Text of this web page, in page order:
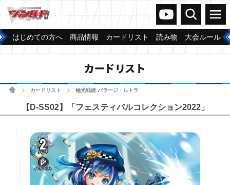
ヴァンガードch
検索 メニュー
はじめての方へ 商品情報 カードリスト 読み物 大会ルール
カードリスト
ホームカードリスト 極光戦姫 バラージ・ルトラ
【D-SS02】「フェスティバルコレクション2022」